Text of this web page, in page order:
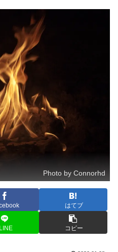
Photo by Connorhd
はてブ
LINE コピー